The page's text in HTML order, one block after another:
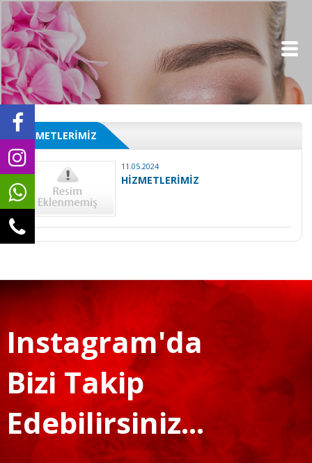
HİZMETLERİMİZ
11.05.2024
HİZMETLERİMİZ
Instagram'da
Bizi Takip
Edebilirsiniz...